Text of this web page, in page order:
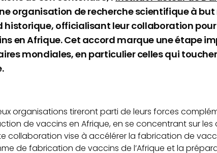
organisation de recherche scientifique à but
historique, officialisant leur collaboration
en Afrique. Cet accord marque une étape
mondiales, en particulier celles qui
organisations tireront parti de leurs forces
de vaccins en Afrique, en se concentrant sur
collaboration vise à accélérer la fabrication de
de fabrication de vaccins de l’Afrique et la